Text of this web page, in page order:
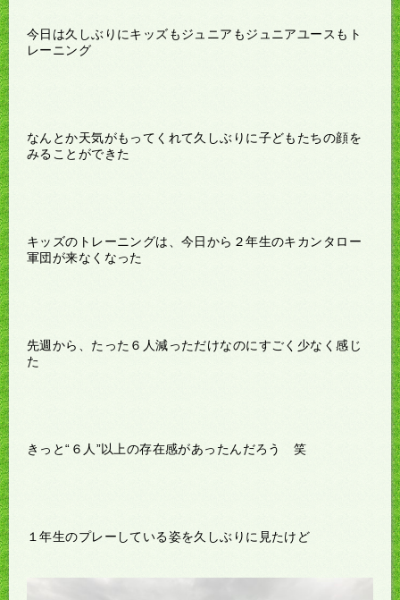
今日は久しぶりにキッズもジュニアもジュニアユースもト
レーニング
なんとか天気がもってくれて久しぶりに子どもたちの顔を
みることができた
キッズのトレーニングは、今日から２年生のキカンタロー
軍団が来なくなった
先週から、たった６人減っただけなのにすごく少なく感じ
た
きっと“６人”以上の存在感があったんだろう 笑
１年生のプレーしている姿を久しぶりに見たけど